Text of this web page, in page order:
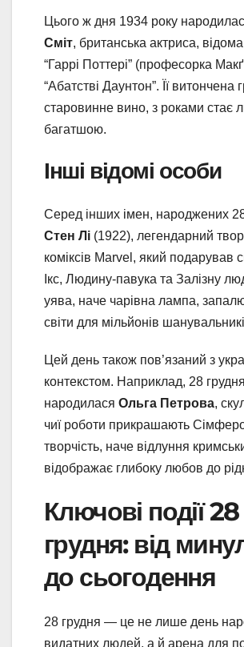
Цього ж дня 1934 року
Сміт, британська актриса,
“Гаррі Поттері” (професорка
“Абатстві Даунтон”. Її витончена
старовинне вино, з роками стає
багатшою.
Інші відомі особи
Серед інших імен, народжених
Стен Лі (1922), легендарний
коміксів Marvel, який подарував
Ікс, Людину-павука та Залізну
уява, наче чарівна лампа,
світи для мільйонів
Цей день також пов’язаний з
контекстом. Наприклад, 28
народилася Ольга Петрова,
чиї роботи прикрашають
творчість, наче відлуння
відображає глибоку любов до
Ключові події 28
грудня: від
до сьогодення
28 грудня — це не лише день
видатних людей, а й арена для